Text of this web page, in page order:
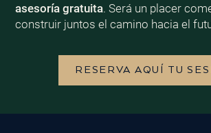
asesoría gratuita. Será un placer
construir juntos el camino hacia el
RESERVA AQUÍ TU